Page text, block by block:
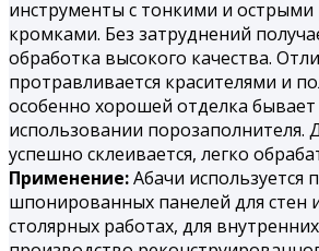
инструменты с тонкими и
кромками. Без затруднений
обработка высокого качества.
протравливается красителями и
особенно хорошей отделка
использовании порозаполнителя.
успешно склеивается, легко
Применение:Абачи используется
шпонированных панелей для стен
столярных работах, для